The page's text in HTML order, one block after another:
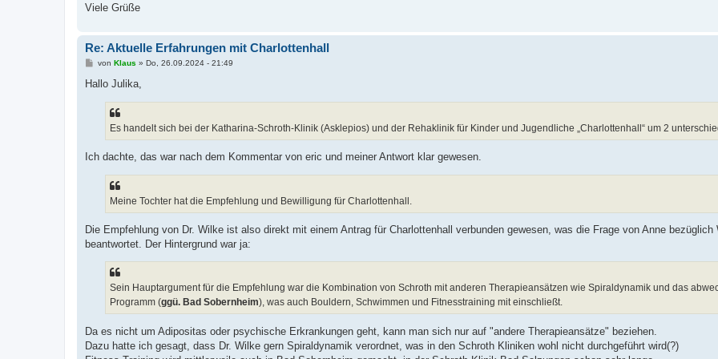
Viele Grüße
Re: Aktuelle Erfahrungen mit Charlottenhall
B
i
von Klaus » Do, 26.09.2024 - 21:49
Hallo Julika,
Es handelt sich bei der Katharina-Schroth-Klinik (Asklepios) und der Rehaklinik für Kinder und Jugendliche „Charlottenhall“ um 2
Ich dachte, das war nach dem Kommentar von eric und meiner Antwort klar gewesen.
Meine Tochter hat die Empfehlung und Bewilligung für Charlottenhall.
Die Empfehlung von Dr. Wilke ist also direkt mit einem Antrag für Charlottenhall verbunden gewesen, was die Frage von Anne bezüglich
beantwortet. Der Hintergrund war ja:
Sein Hauptargument für die Empfehlung war die Kombination von Schroth mit anderen Therapieansätzen wie Spiraldynamik und das
Programm (ggü. Bad Sobernheim), was auch Bouldern, Schwimmen und Fitnesstraining mit einschließt.
Da es nicht um Adipositas oder psychische Erkrankungen geht, kann man sich nur auf "andere Therapieansätze" beziehen.
Dazu hatte ich gesagt, dass Dr. Wilke gern Spiraldynamik verordnet, was in den Schroth Kliniken wohl nicht durchgeführt wird(?)